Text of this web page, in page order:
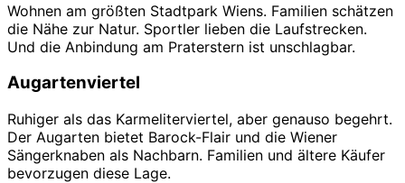
Wohnen am größten Stadtpark Wiens. Familien schätzen
die Nähe zur Natur. Sportler lieben die Laufstrecken.
Und die Anbindung am Praterstern ist unschlagbar.
Augartenviertel
Ruhiger als das Karmeliterviertel, aber genauso begehrt.
Der Augarten bietet Barock-Flair und die Wiener
Sängerknaben als Nachbarn. Familien und ältere Käufer
bevorzugen diese Lage.